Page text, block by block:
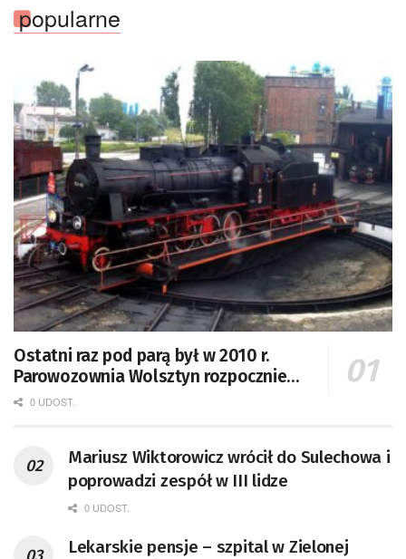
popularne
Ostatni raz pod parą był w 2010 r.
Parowozownia Wolsztyn rozpocznie
remont unikatowego Tr5-65
0 UDOST.
Mariusz Wiktorowicz wrócił do Sulechowa i
poprowadzi zespół w III lidze
0 UDOST.
Lekarskie pensje – szpital w Zielonej